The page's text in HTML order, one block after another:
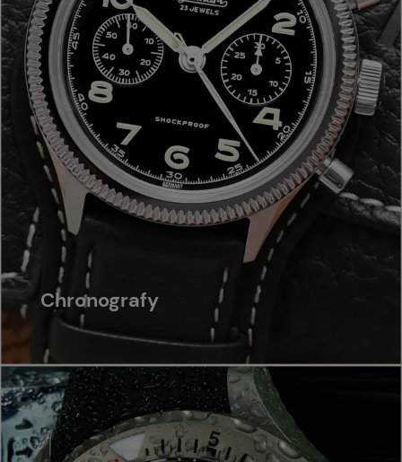
Chronografy